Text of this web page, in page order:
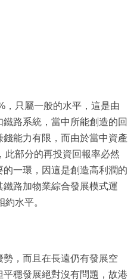
，只屬一般的水平，這是由
路系統，當中所能創造的回
能力有限，而由於當中資產
此部分的再投資回報率必然
一環，因這是創造高利潤的
路加物業綜合發展模式運
水平。
，而且在長遠仍有發展空
穩發展絕對沒有問題，故港